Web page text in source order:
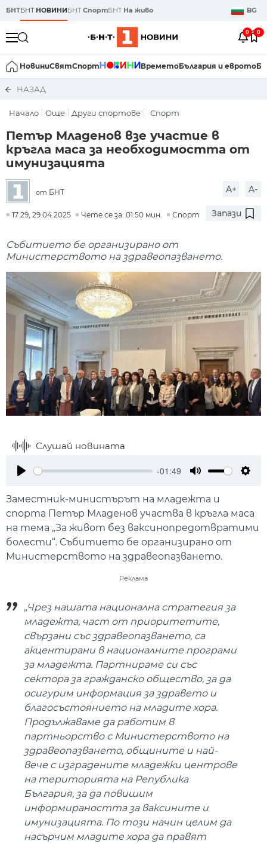
БНТБНТ НОВИНИБНТСпортБНТ На живо BG
0 0
НовиниСвятСпорт ВреметоБългария и еврото
НАЗАД
Начало Още Други спортове Спорт
Петър Младенов взе участие в
кръгла маса за необходимостта от
имунизацията
от БНТ A+ A-
17:29, 29.04.2025 Чете се за: 01:50 мин. Спорт Запази
Събитието бе организирано от
Министерството на здравеопазването.
Слушай новината
-01:49
Заместник-министърът на младежта и
спорта Петър Младенов участва в кръгла маса
на тема „За живот без ваксинопредотвратими
болести“. Събитието бе организирано от
Министерството на здравеопазването.
Реклама
„Чрез нашата национална стратегия за
младежта, част от приоритетите,
свързани със здравеопазването, са
акцентирани в националните програми
за младежта. Партнираме си със
сектора за гражданско общество, за да
осигурим информация за здравето и
благосъстоянието на младите хора.
Продължаваме да работим в
партньорство с Министерството на
здравеопазването, общините и най-
вече с изградените младежки центрове
на територията на Република
България, за да повишим
информираността за ваксините и
имунизацията. По този начин целим да
насърчим младите хора да правят